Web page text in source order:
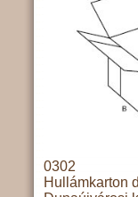
0302
Hullámkarton